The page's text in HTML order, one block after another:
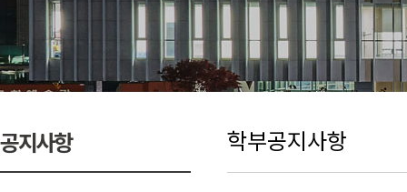
공지사항 학부공지사항